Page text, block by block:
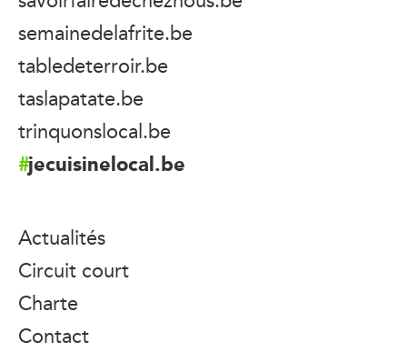
semainedelafrite.be
tabledeterroir.be
taslapatate.be
trinquonslocal.be
jecuisinelocal.be
Actualités
Circuit court
Charte
Contact